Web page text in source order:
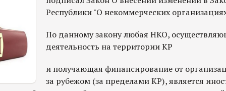
Республики "О некоммерческих
По данному закону любая НКО,
деятельность на территории КР
и получающая финансирование от
за рубежом (за пределами КР), является